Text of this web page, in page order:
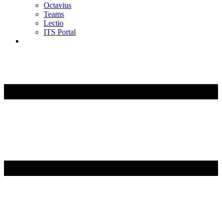
Octavius
Teams
Lectio
ITS Portal